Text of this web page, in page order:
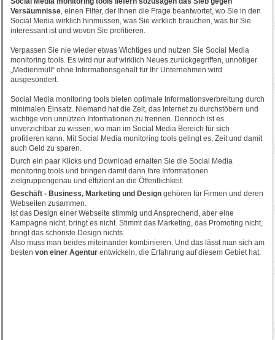
Versäumnisse, einen Filter, der Ihnen die Frage beantwortet, wo Sie in den
Social Media wirklich hinmüssen, was Sie wirklich brauchen, was für Sie
interessant ist und wovon Sie profitieren.
Verpassen Sie nie wieder etwas Wichtiges und nutzen Sie Social Media
monitoring tools. Es wird nur auf wirklich Neues zurückgegriffen, unnötiger
„Medienmüll“ ohne Informationsgehalt für Ihr Unternehmen wird
ausgesondert.
Social Media monitoring tools bieten optimale Informationsverbreitung durch
minimalen Einsatz. Niemand hat die Zeit, das Internet zu durchstöbern und
wichtige von unnützen Informationen zu trennen. Dennoch ist es
unverzichtbar zu wissen, wo man im Social Media Bereich für sich
profitieren kann. Mit Social Media monitoring tools gelingt es, Zeit und damit
auch Geld zu sparen.
Durch ein paar Klicks und Download erhalten Sie die Social Media
monitoring tools und bringen damit dann Ihre Informationen
zielgruppengenau und effizient an die Öffentlichkeit.
Geschäft - Business, Marketing und Design gehören für Firmen und deren
Webseiten zusammen.
Ist das Design einer Webseite stimmig und Ansprechend, aber eine
Kampagne nicht, bringt es nicht. Stimmt das Marketing, das Promoting nicht,
bringt das schönste Design nichts.
Also muss man beides miteinander kombinieren. Und das lässt man sich am
besten von einer Agentur entwickeln, die Erfahrung auf diesem Gebiet hat.